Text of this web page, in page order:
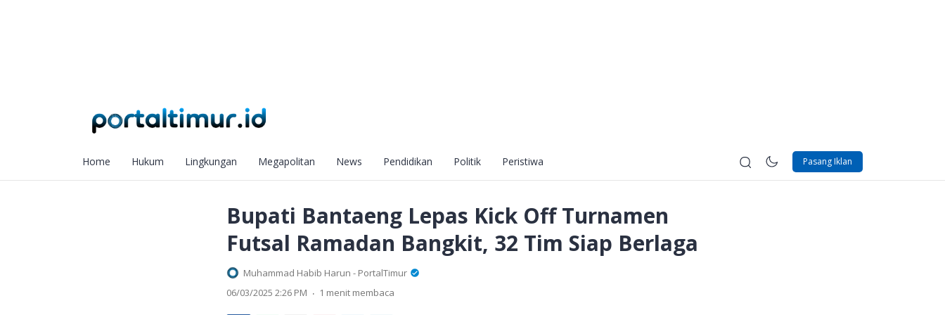
Pasang Iklan
Home Hukum Lingkungan Megapolitan News Pendidikan Politik Peristiwa
Bupati Bantaeng Lepas Kick Off Turnamen
Futsal Ramadan Bangkit, 32 Tim Siap Berlaga
Muhammad Habib Harun - PortalTimur
06/03/2025 2:26 PM . 1 menit membaca